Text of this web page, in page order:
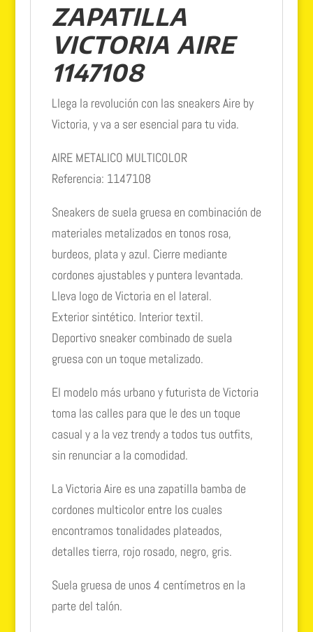
ZAPATILLA
VICTORIA AIRE
1147108
Llega la revolución con las sneakers Aire by
Victoria, y va a ser esencial para tu vida.
AIRE METALICO MULTICOLOR
Referencia: 1147108
Sneakers de suela gruesa en combinación de
materiales metalizados en tonos rosa,
burdeos, plata y azul. Cierre mediante
cordones ajustables y puntera levantada.
Lleva logo de Victoria en el lateral.
Exterior sintético. Interior textil.
Deportivo sneaker combinado de suela
gruesa con un toque metalizado.
El modelo más urbano y futurista de Victoria
toma las calles para que le des un toque
casual y a la vez trendy a todos tus outfits,
sin renunciar a la comodidad.
La Victoria Aire es una zapatilla bamba de
cordones multicolor entre los cuales
encontramos tonalidades plateados,
detalles tierra, rojo rosado, negro, gris.
Suela gruesa de unos 4 centímetros en la
parte del talón.